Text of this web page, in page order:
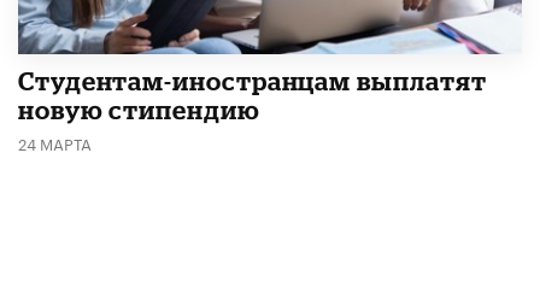
Студентам-иностранцам выплатят
новую стипендию
24 МАРТА